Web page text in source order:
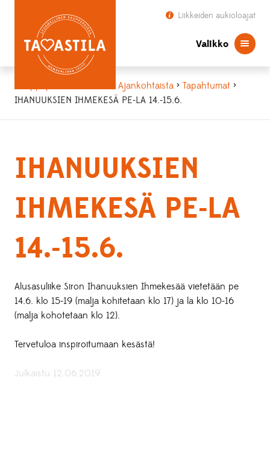
Liikkeiden aukioloajat
Valikko
>Ajankohtaista >Tapahtumat >
IHANUUKSIEN IHMEKESÄ PE-LA 14.-15.6.
IHANUUKSIEN
IHMEKESÄ PE-LA
14.-15.6.
Alusasuliike Siron Ihanuuksien Ihmekesää vietetään pe
14.6. klo 15-19 (malja kohitetaan klo 17) ja la klo 10-16
(malja kohotetaan klo 12).
Tervetuloa inspiroitumaan kesästä!
Julkaistu 12.06.2019